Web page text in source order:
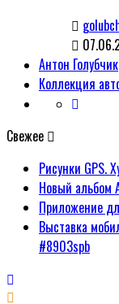
Антон Голубчик
Коллекция
Свежее
Рисунки GPS.
Новый альбом
Приложение
Выставка
#8903spb